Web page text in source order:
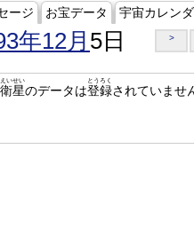
ージ お宝データ 宇宙カレン
年12月 5日 >
衛星
えいせい
のデータは登録
とうろく
されていませ